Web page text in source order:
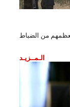
40 عسكرياً تركياً معظمهم من الضباط
الـمــزيـد